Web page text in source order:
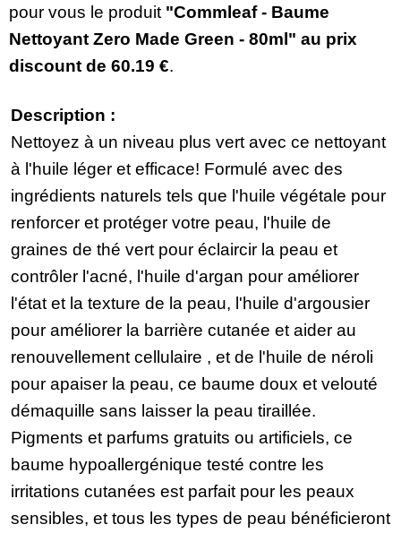
pour vous le produit "Commleaf - Baume
Nettoyant Zero Made Green - 80ml" au prix
discount de 60.19 €.
Description :
Nettoyez à un niveau plus vert avec ce nettoyant
à l'huile léger et efficace! Formulé avec des
ingrédients naturels tels que l'huile végétale pour
renforcer et protéger votre peau, l'huile de
graines de thé vert pour éclaircir la peau et
contrôler l'acné, l'huile d'argan pour améliorer
l'état et la texture de la peau, l'huile d'argousier
pour améliorer la barrière cutanée et aider au
renouvellement cellulaire , et de l'huile de néroli
pour apaiser la peau, ce baume doux et velouté
démaquille sans laisser la peau tiraillée.
Pigments et parfums gratuits ou artificiels, ce
baume hypoallergénique testé contre les
irritations cutanées est parfait pour les peaux
sensibles, et tous les types de peau bénéficieront